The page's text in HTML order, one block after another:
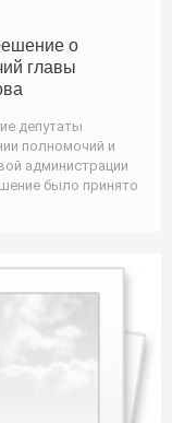
о
главы
депутаты
полномочий и
администрации
было принято